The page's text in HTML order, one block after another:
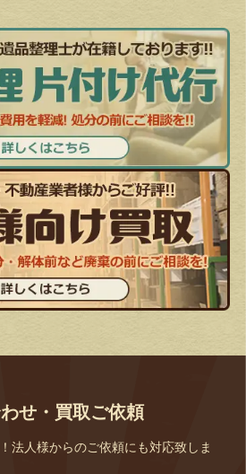
せ・買取ご依頼
法人様からのご依頼にも対応致しま